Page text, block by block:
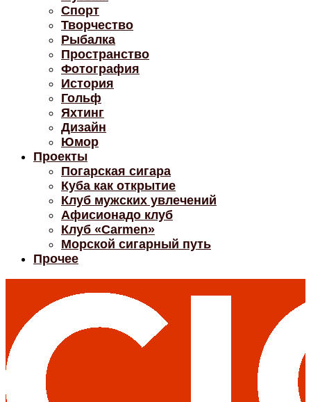
Спорт
Творчество
Рыбалка
Пространство
Фотография
История
Гольф
Яхтинг
Дизайн
Юмор
Проекты
Погарская сигара
Куба как открытие
Клуб мужских увлечений
Афисионадо клуб
Клуб «Carmen»
Морской сигарный путь
Прочее